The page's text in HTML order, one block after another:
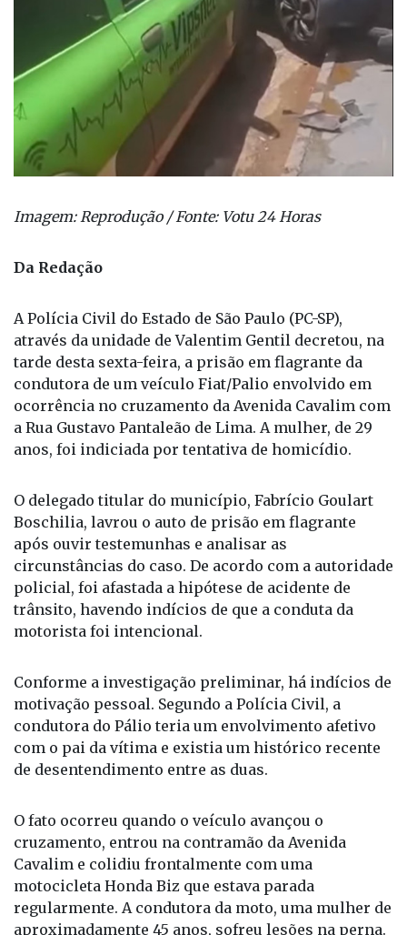
A Polícia Civil do Estado de São Paulo (PC-SP),
através da unidade de Valentim Gentil decretou, na
tarde desta sexta-feira, a prisão em flagrante da
condutora de um veículo Fiat/Palio envolvido em
ocorrência no cruzamento da Avenida Cavalim com
a Rua Gustavo Pantaleão de Lima. A mulher, de 29
O delegado titular do município, Fabrício Goulart
Boschilia, lavrou o auto de prisão em flagrante
após ouvir testemunhas e analisar as
circunstâncias do caso. De acordo com a autoridade
policial, foi afastada a hipótese de acidente de
trânsito, havendo indícios de que a conduta da
Conforme a investigação preliminar, há indícios de
motivação pessoal. Segundo a Polícia Civil, a
condutora do Pálio teria um envolvimento afetivo
com o pai da vítima e existia um histórico recente
O fato ocorreu quando o veículo avançou o
cruzamento, entrou na contramão da Avenida
Cavalim e colidiu frontalmente com uma
motocicleta Honda Biz que estava parada